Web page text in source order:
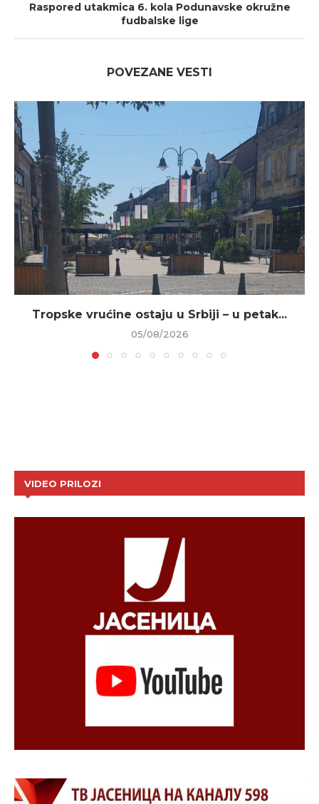
Raspored utakmica 6. kola Podunavske okružne
fudbalske lige
POVEZANE VESTI
Tropske vrućine ostaju u Srbiji – u petak...
05/08/2026
VIDEO PRILOZI